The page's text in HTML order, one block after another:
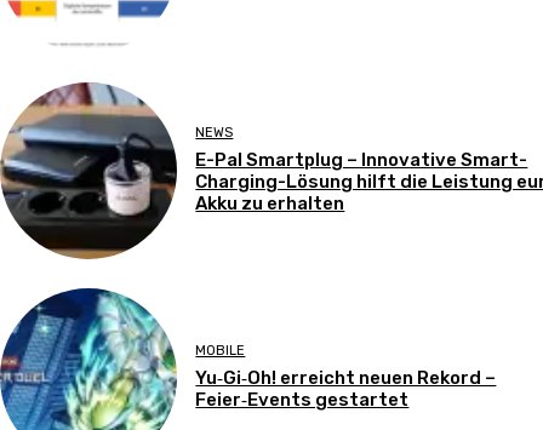
NEWS
E-Pal Smartplug – Innovative Smart-
Charging-Lösung hilft die Leistung
Akku zu erhalten
MOBILE
Yu‑Gi‑Oh! erreicht neuen Rekord –
Feier‑Events gestartet